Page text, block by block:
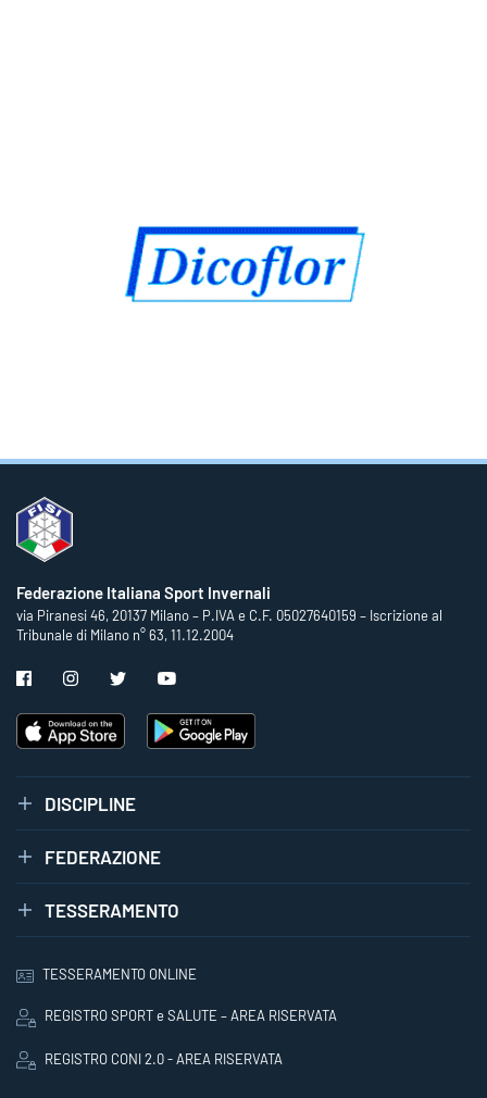
Federazione Italiana Sport Invernali
via Piranesi 46, 20137 Milano – P.IVA e C.F. 05027640159 – Iscrizione al
Tribunale di Milano n° 63, 11.12.2004
DISCIPLINE
FEDERAZIONE
TESSERAMENTO
TESSERAMENTO ONLINE
REGISTRO SPORT e SALUTE – AREA RISERVATA
REGISTRO CONI 2.0 - AREA RISERVATA